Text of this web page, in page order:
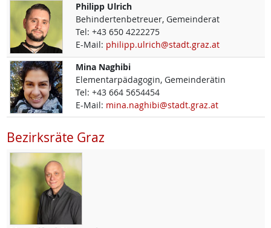
Philipp Ulrich
Behindertenbetreuer, Gemeinderat
Tel: +43 650 4222275
E-Mail: philipp.ulrich@stadt.graz.at
Mina Naghibi
Elementarpädagogin, Gemeinderätin
Tel: +43 664 5654454
E-Mail: mina.naghibi@stadt.graz.at
Bezirksräte Graz